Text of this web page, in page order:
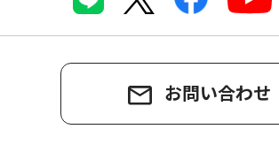
お問い合わせ